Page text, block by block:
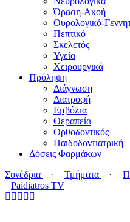
Όραση-Ακοή
Ουρολογικό-
Πεπτικό
Σκελετός
Υγεία
Χειρουργικά
Πρόληψη
Διάγνωση
Διατροφή
Εμβόλια
Θεραπεία
Ορθοδοντικός
Παιδοδοντιατρική
Δόσεις Φαρμάκων
Συνέδρια
· Τμήματα ·
Paidiatros TV